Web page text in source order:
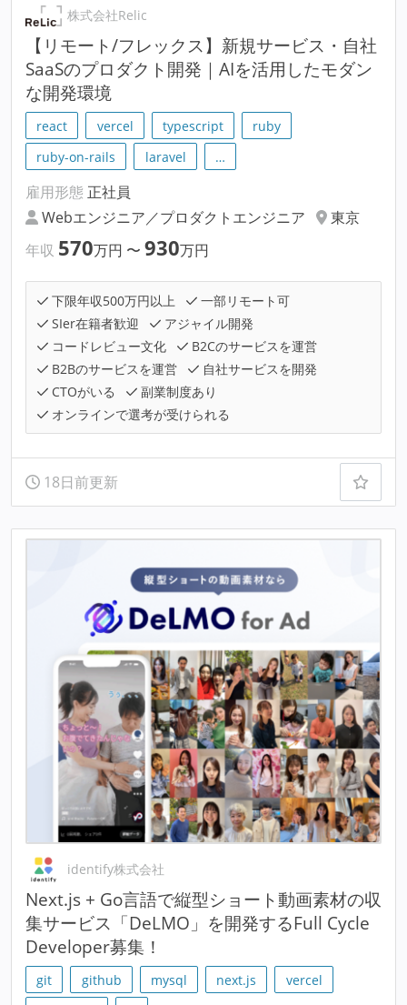
株式会社Relic
【リモート/フレックス】新規サービス・自社
SaaSのプロダクト開発｜AIを活用したモダン
な開発環境
react vercel typescript
ruby
ruby-on-rails
laravel …
雇用形態 正社員
Webエンジニア／プロダクトエンジニア
東京
年収 570万円 〜 930万円
下限年収500万円以上
一部リモート可
SIer在籍者歓迎
アジャイル開発
コードレビュー文化
B2Cのサービスを運営
B2Bのサービスを運営
自社サービスを開発
CTOがいる
副業制度あり
オンラインで選考が受けられる
18日前更新
identify株式会社
Next.js + Go言語で縦型ショート動画素材の収
集サービス「DeLMO」を開発するFull Cycle
Developer募集！
git github mysql next.js
vercel